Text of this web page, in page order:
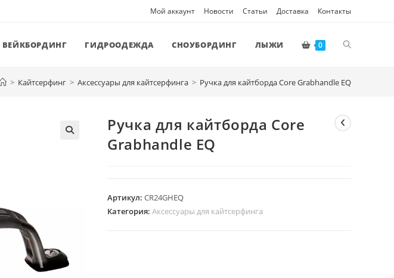
Мой аккаунт Новости Статьи Доставка Контакты
ВЕЙКБОРДИНГ ГИДРООДЕЖДА СНОУБОРДИНГ ЛЫЖИ 0
ПОИСК
> Кайтсерфинг > Аксессуары для кайтсерфинга > Ручка для кайтборда Core Grabhandle EQ
Ручка для кайтборда Core
Grabhandle EQ
Артикул:CR24GHEQ
Категория:Аксессуары для кайтсерфинга